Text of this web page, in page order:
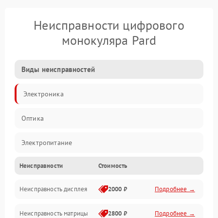
Неисправности цифрового
монокуляра Pard
Виды неисправностей
Электроника
Оптика
Электропитание
Видео
ПО
Управление
Неисправности Стоимость
Неисправность дисплея 2000 ₽ Подробнее →
Неисправность матрицы 2800 ₽ Подробнее →